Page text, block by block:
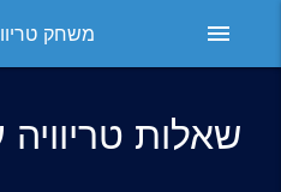
menu משחק
שאלות